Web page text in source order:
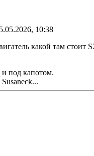
10:38
какой там стоит
под капотом.